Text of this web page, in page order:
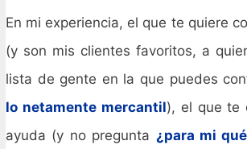
En mi experiencia, el que te quiere
(y son mis clientes favoritos, a
lista de gente en la que puedes
lo netamente mercantil), el que te
ayuda (y no pregunta ¿para mi